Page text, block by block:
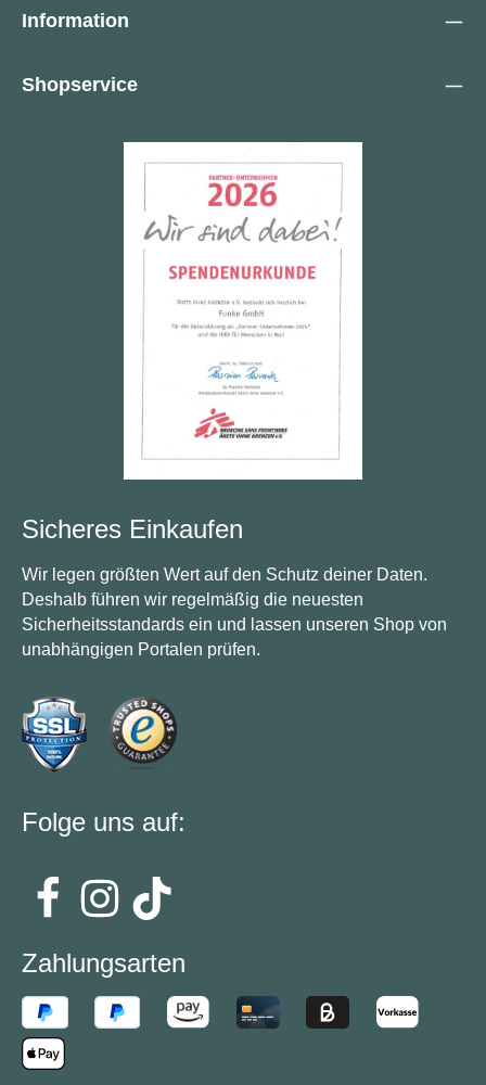
Information
Shopservice
Sicheres Einkaufen
Wir legen größten Wert auf den Schutz deiner Daten.
Deshalb führen wir regelmäßig die neuesten
Sicherheitsstandards ein und lassen unseren Shop von
unabhängigen Portalen prüfen.
Folge uns auf:
Zahlungsarten